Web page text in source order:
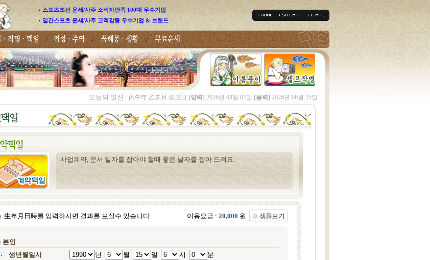
스포츠조선 운세/사주 소비자만족 100대 우수기업
일간스포츠 운세/사주 고객감동 우수기업 & 브랜드
오늘의 일진 : 丙午年 乙未月 癸丑日 [양력] 2026년 08월 07일 [음력] 2026년 06월 25일
사업계약, 문서 일자를 잡아야 할때 좋은 날자를 잡아 드려요.
生年月日時를 입력하시면 결과를 보실수 있습니다. 이용요금 : 20,000 원
본인
생년월일시
년 월 일 시
분